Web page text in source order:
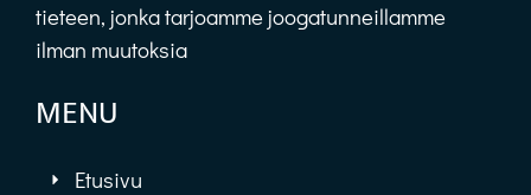
tieteen, jonka tarjoamme joogatunneillamme
ilman muutoksia
MENU
Etusivu